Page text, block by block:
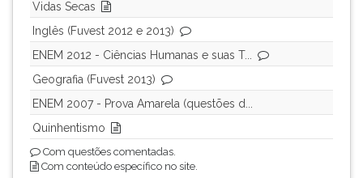
Vidas Secas
Inglês (Fuvest 2012 e 2013)
ENEM 2012 - Ciências Humanas e suas T...
Geografia (Fuvest 2013)
ENEM 2007 - Prova Amarela (questões d...
Quinhentismo
Com questões comentadas.
Com conteúdo específico no site.